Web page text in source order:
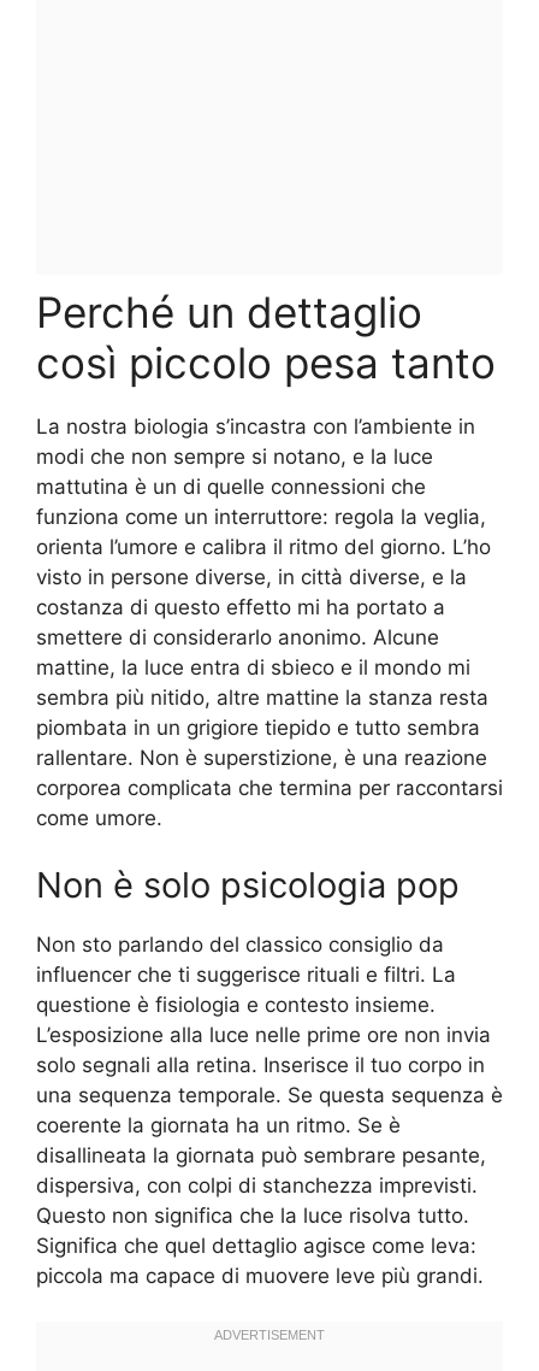
Perché un dettaglio
così piccolo pesa tanto
La nostra biologia s’incastra con l’ambiente in
modi che non sempre si notano, e la luce
mattutina è un di quelle connessioni che
funziona come un interruttore: regola la veglia,
orienta l’umore e calibra il ritmo del giorno. L’ho
visto in persone diverse, in città diverse, e la
costanza di questo effetto mi ha portato a
smettere di considerarlo anonimo. Alcune
mattine, la luce entra di sbieco e il mondo mi
sembra più nitido, altre mattine la stanza resta
piombata in un grigiore tiepido e tutto sembra
rallentare. Non è superstizione, è una reazione
corporea complicata che termina per raccontarsi
come umore.
Non è solo psicologia pop
Non sto parlando del classico consiglio da
influencer che ti suggerisce rituali e filtri. La
questione è fisiologia e contesto insieme.
L’esposizione alla luce nelle prime ore non invia
solo segnali alla retina. Inserisce il tuo corpo in
una sequenza temporale. Se questa sequenza è
coerente la giornata ha un ritmo. Se è
disallineata la giornata può sembrare pesante,
dispersiva, con colpi di stanchezza imprevisti.
Questo non significa che la luce risolva tutto.
Significa che quel dettaglio agisce come leva:
piccola ma capace di muovere leve più grandi.